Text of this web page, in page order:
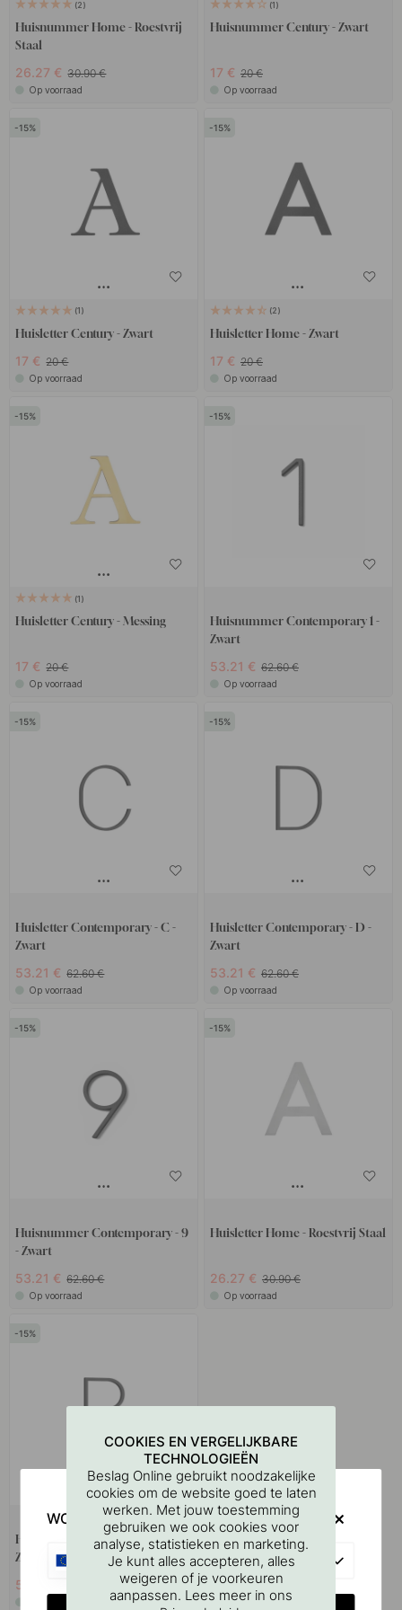
2
Huisnummer Home - Roestvrij
Staal
26.27 € 30.90 €
Op voorraad
1
Huisnummer Century - Zwart
17 € 20 €
Op voorraad
15
1
Huisletter Century - Zwart
17 € 20 €
Op voorraad
15
2
Huisletter Home - Zwart
17 € 20 €
Op voorraad
15
1
Huisletter Century - Messing
17 € 20 €
Op voorraad
15
Huisnummer Contemporary 1 -
Zwart
53.21 € 62.60 €
Op voorraad
15
Huisletter Contemporary - C -
Zwart
53.21 € 62.60 €
Op voorraad
15
Huisletter Contemporary - D -
Zwart
53.21 € 62.60 €
Op voorraad
15
Huisnummer Contemporary - 9
- Zwart
53.21 € 62.60 €
Op voorraad
15
Huisletter Home - Roestvrij Staal
26.27 € 30.90 €
Op voorraad
15
Huisletter Contemporary - B -
Zwart
53.21 €
COOKIES EN VERGELIJKBARE
TECHNOLOGIEËN
Beslag Online gebruikt noodzakelijke
cookies om de website goed te laten
werken. Met jouw toestemming
gebruiken we ook cookies voor
analyse, statistieken en marketing.
Je kunt alles accepteren, alles
weigeren of je voorkeuren
aanpassen. Lees meer in ons
WOULD YOU RATHER VISIT?